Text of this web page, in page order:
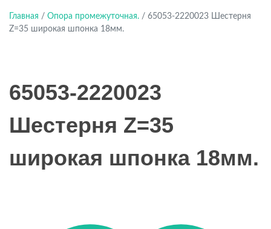
Главная / Опора промежуточная. / 65053-2220023 Шестерня
Z=35 широкая шпонка 18мм.
65053-2220023
Шестерня Z=35
широкая шпонка 18мм.